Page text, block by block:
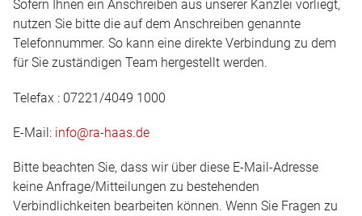
Sofern Ihnen ein Anschreiben aus unserer Kanzlei vorliegt,
nutzen Sie bitte die auf dem Anschreiben genannte
Telefonnummer. So kann eine direkte Verbindung zu dem
für Sie zuständigen Team hergestellt werden.
Telefax : 07221/4049 1000
E-Mail: info@ra-haas.de
Bitte beachten Sie, dass wir über diese E-Mail-Adresse
keine Anfrage/Mitteilungen zu bestehenden
Verbindlichkeiten bearbeiten können. Wenn Sie Fragen zu